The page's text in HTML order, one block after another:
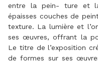
entre la pein- ture et
épaisses couches de
texture. La lumière et
ses œuvres, offrant la
Le titre de l’exposition
de formes sur ses